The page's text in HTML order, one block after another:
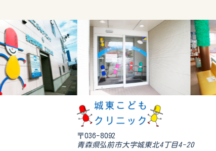
〒036-8092
青森県弘前市大字城東北4丁目4-20